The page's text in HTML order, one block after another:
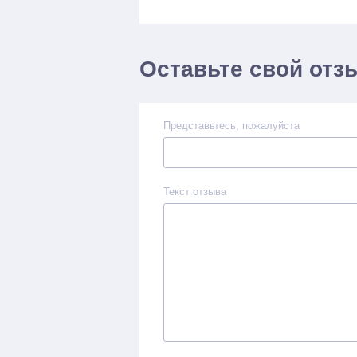
Оставьте свой
Представьтесь, пожалуйста
Текст отзыва